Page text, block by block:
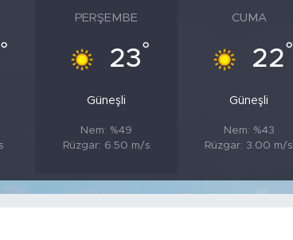
°
PERŞEMBE
23°
Güneşli
Nem: %49
Rüzgar: 6.50 m/s
CUMA
22°
Güneşli
Nem: %43
Rüzgar: 3.00 m/s